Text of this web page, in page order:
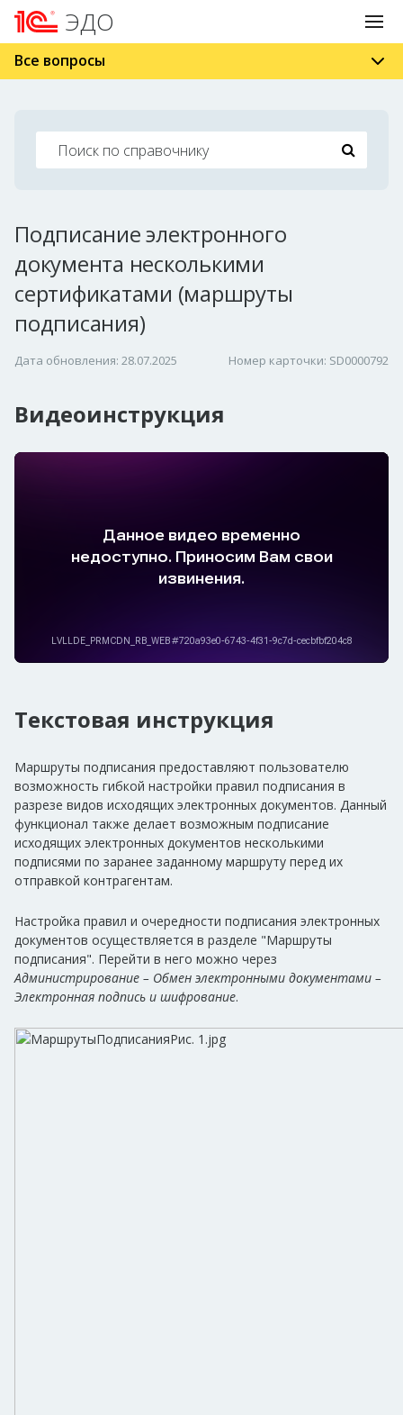
ЭДО
Все вопросы
Подписание электронного
документа несколькими
сертификатами (маршруты
подписания)
Дата обновления: 28.07.2025 Номер карточки: SD0000792
Видеоинструкция
Текстовая инструкция
Маршруты подписания предоставляют пользователю
возможность гибкой настройки правил подписания в
разрезе видов исходящих электронных документов. Данный
функционал также делает возможным подписание
исходящих электронных документов несколькими
подписями по заранее заданному маршруту перед их
отправкой контрагентам.
Настройка правил и очередности подписания электронных
документов осуществляется в разделе "Маршруты
подписания". Перейти в него можно через
Администрирование – Обмен электронными документами –
Электронная подпись и шифрование.